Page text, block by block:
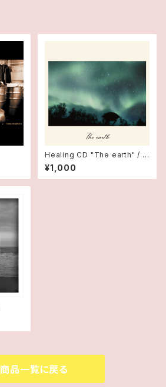
Healing CD "The earth" / T
AKAO MINEMOTO
¥1,000
商品一覧に戻る